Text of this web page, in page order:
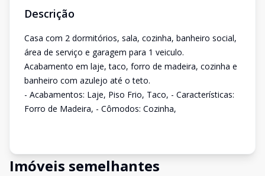
Descrição
Casa com 2 dormitórios, sala, cozinha, banheiro social,
área de serviço e garagem para 1 veiculo.
Acabamento em laje, taco, forro de madeira, cozinha e
banheiro com azulejo até o teto.
- Acabamentos: Laje, Piso Frio, Taco, - Características:
Forro de Madeira, - Cômodos: Cozinha,
Imóveis semelhantes